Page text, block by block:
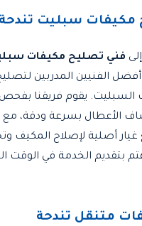
مكيفات سبليت تندحة
فني تصليح مكيفات
الفنيين المدربين
السبليت. يقوم فريقنا
الأعطال بسرعة ودقة،
أصلية لإصلاح المكيف
بتقديم الخدمة في الوقت
متنقل تندحة